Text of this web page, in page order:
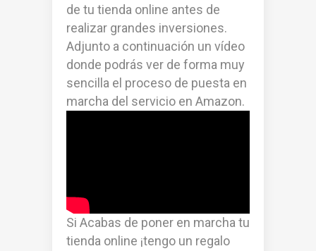
de tu tienda online antes de
realizar grandes inversiones.
Adjunto a continuación un vídeo
donde podrás ver de forma muy
sencilla el proceso de puesta en
marcha del servicio en Amazon.
Si Acabas de poner en marcha tu
tienda online ¡tengo un regalo